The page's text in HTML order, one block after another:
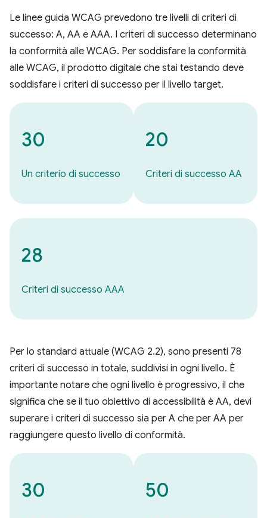
Le linee guida WCAG prevedono tre livelli di criteri di
successo: A, AA e AAA. I criteri di successo determinano
la conformità alle WCAG. Per soddisfare la conformità
alle WCAG, il prodotto digitale che stai testando deve
soddisfare i criteri di successo per il livello target.
30
Un criterio di successo
20
Criteri di successo AA
28
Criteri di successo AAA
Per lo standard attuale (WCAG 2.2), sono presenti 78
criteri di successo in totale, suddivisi in ogni livello. È
importante notare che ogni livello è progressivo, il che
significa che se il tuo obiettivo di accessibilità è AA, devi
superare i criteri di successo sia per A che per AA per
raggiungere questo livello di conformità.
30 50